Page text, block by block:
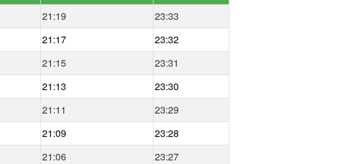
21:19
23:33
21:17
23:32
21:15
23:31
21:13
23:30
21:11
23:29
21:09
23:28
21:06
23:27